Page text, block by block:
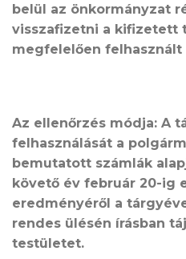
belül az önkormányzat
visszafizetni a kifizetett
megfelelően felhasznált
Az ellenőrzés módja: A
felhasználását a
bemutatott számlák
követő év február 20-ig
eredményéről a
rendes ülésén írásban
testületet.